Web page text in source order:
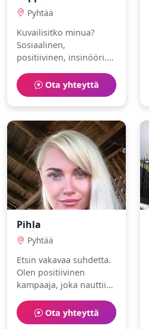
Pyhtää
Kuvailisitko minua?
Sosiaalinen,
positiivinen, insinööri.
ja bloggaaminen.
Ota yhteyttä
Pihla
Pyhtää
Etsin vakavaa suhdetta.
Olen positiivinen
kampaaja, joka nauttii
Ota yhteyttä